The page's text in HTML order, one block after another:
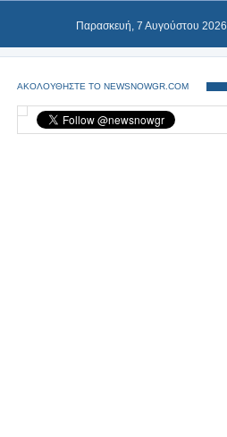
Παρασκευή, 7 Αυγούστου 2026
ΑΚΟΛΟΥΘΗΣΤΕ ΤΟ NEWSNOWGR.COM